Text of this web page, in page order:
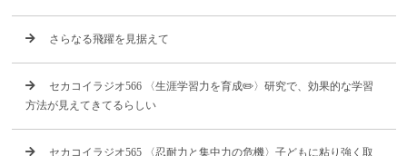
さらなる飛躍を見据えて
セカコイラジオ566 〈生涯学習力を育成✏️〉研究で、効果的な学習
方法が見えてきてるらしい
セカコイラジオ565 〈忍耐力と集中力の危機〉子どもに粘り強く取